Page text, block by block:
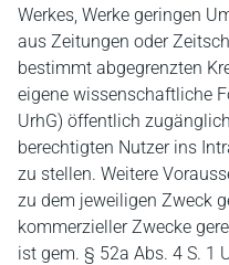
Werkes, Werke geringen
aus Zeitungen oder
bestimmt abgegrenzten
eigene wissenschaftliche
UrhG) öffentlich
berechtigten Nutzer ins
zu stellen. Weitere
zu dem jeweiligen Zweck
kommerzieller Zwecke
ist gem. § 52a Abs. 4 S. 1